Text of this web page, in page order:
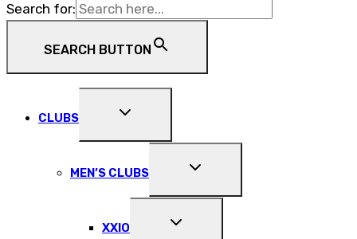
Search for:
SEARCH BUTTON
CLUBS
EXPAND
MENU
MEN’S CLUBS
EXPAND
MENU
XXIO
EXPAND